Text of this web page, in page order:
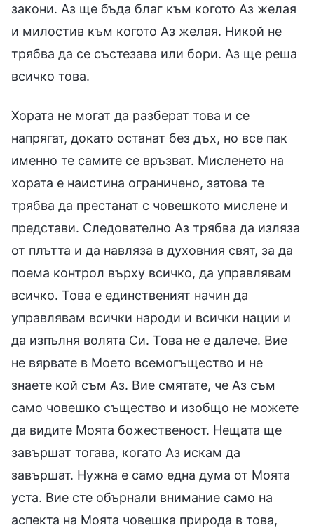
закони. Аз ще бъда благ към когото Аз желая
и милостив към когото Аз желая. Никой не
трябва да се състезава или бори. Аз ще реша
всичко това.
Хората не могат да разберат това и се
напрягат, докато останат без дъх, но все пак
именно те самите се връзват. Мисленето на
хората е наистина ограничено, затова те
трябва да престанат с човешкото мислене и
представи. Следователно Аз трябва да изляза
от плътта и да навляза в духовния свят, за да
поема контрол върху всичко, да управлявам
всичко. Това е единственият начин да
управлявам всички народи и всички нации и
да изпълня волята Си. Това не е далече. Вие
не вярвате в Моето всемогъщество и не
знаете кой съм Аз. Вие смятате, че Аз съм
само човешко същество и изобщо не можете
да видите Моята божественост. Нещата ще
завършат тогава, когато Аз искам да
завършат. Нужна е само една дума от Моята
уста. Вие сте обърнали внимание само на
аспекта на Моята човешка природа в това,